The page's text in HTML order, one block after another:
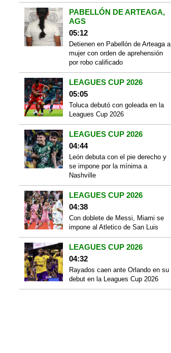
PABELLÓN DE ARTEAGA,
AGS
05:12
Detienen en Pabellón de Arteaga a
mujer con orden de aprehensión
por robo calificado
LEAGUES CUP 2026
05:05
Toluca debutó con goleada en la
Leagues Cup 2026
LEAGUES CUP 2026
04:44
León debuta con el pie derecho y
se impone por la mínima a
Nashville
LEAGUES CUP 2026
04:38
Con doblete de Messi, Miami se
impone al Atletico de San Luis
LEAGUES CUP 2026
04:32
Rayados caen ante Orlando en su
debut en la Leagues Cup 2026